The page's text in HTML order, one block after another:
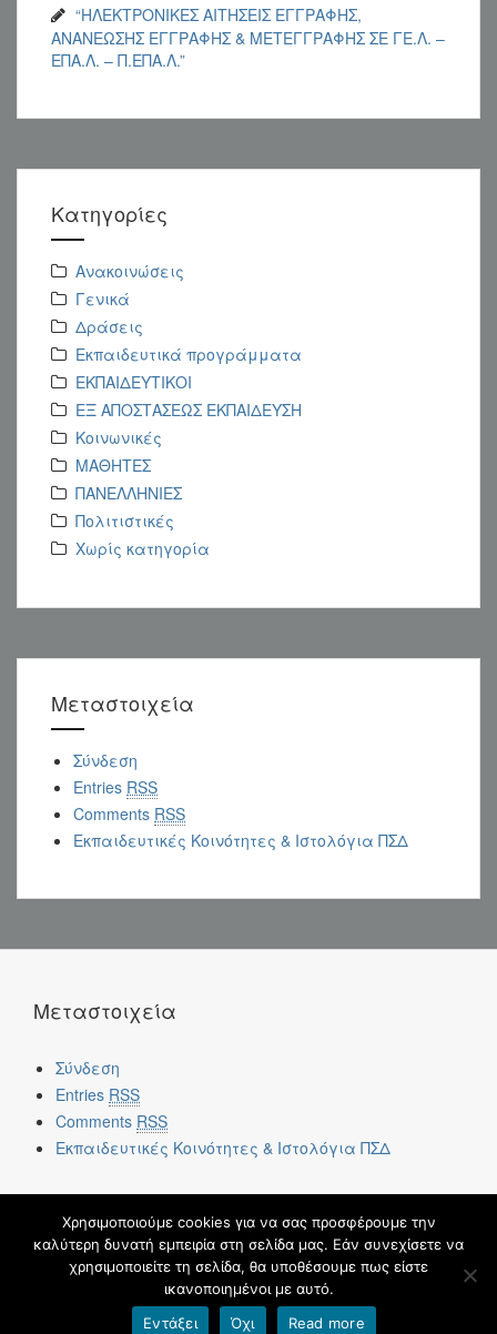
“ΗΛΕΚΤΡΟΝΙΚΕΣ ΑΙΤΗΣΕΙΣ ΕΓΓΡΑΦΗΣ,
ΑΝΑΝΕΩΣΗΣ ΕΓΓΡΑΦΗΣ & ΜΕΤΕΓΓΡΑΦΗΣ ΣΕ ΓΕ.Λ. –
ΕΠΑ.Λ. – Π.ΕΠΑ.Λ.”
Kατηγορίες
Ανακοινώσεις
Γενικά
Δράσεις
Εκπαιδευτικά προγράμματα
ΕΚΠΑΙΔΕΥΤΙΚΟΙ
ΕΞ ΑΠΟΣΤΑΣΕΩΣ ΕΚΠΑΙΔΕΥΣΗ
Κοινωνικές
ΜΑΘΗΤΕΣ
ΠΑΝΕΛΛΗΝΙΕΣ
Πολιτιστικές
Χωρίς κατηγορία
Μεταστοιχεία
Σύνδεση
Entries RSS
Comments RSS
Εκπαιδευτικές Κοινότητες & Ιστολόγια ΠΣΔ
Μεταστοιχεία
Σύνδεση
Entries RSS
Comments RSS
Εκπαιδευτικές Κοινότητες & Ιστολόγια ΠΣΔ
blogs.sch.gr
Χρησιμοποιούμε cookies για να σας προσφέρουμε την
καλύτερη δυνατή εμπειρία στη σελίδα μας. Εάν συνεχίσετε να
χρησιμοποιείτε τη σελίδα, θα υποθέσουμε πως είστε
ικανοποιημένοι με αυτό.
Εντάξει
Όχι Read more